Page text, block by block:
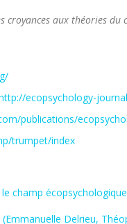
croyances aux théories
ecopsychology-
publications/
trumpet/index
champ
Delrieu,